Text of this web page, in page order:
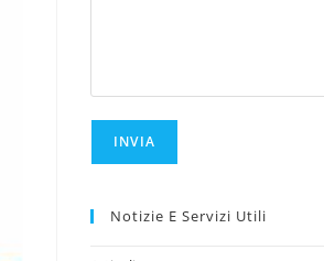
Notizie E Servizi Utili